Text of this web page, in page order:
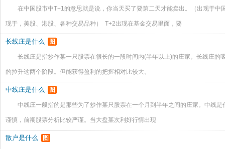
在中国股市中T+1的意思就是说，你当天买了要第二天才能卖出。（出现于
现于，美股、港股、各种交易品种） T+2出现在基金交易里面，要
长线庄是什么 图
长线庄是指炒作某一只股票在很长的一段时间内(半年以上)的庄家。长线庄的
的拉升这两个阶段。但能获得盈利的把握相对比较大。
中线庄是什么 图
中线庄一般指的是那些为了炒作某只股票在一个月到半年之间的庄家。中
谨慎，前期股票分析比较严谨。当大盘某次利好行情出现
散户是什么 图